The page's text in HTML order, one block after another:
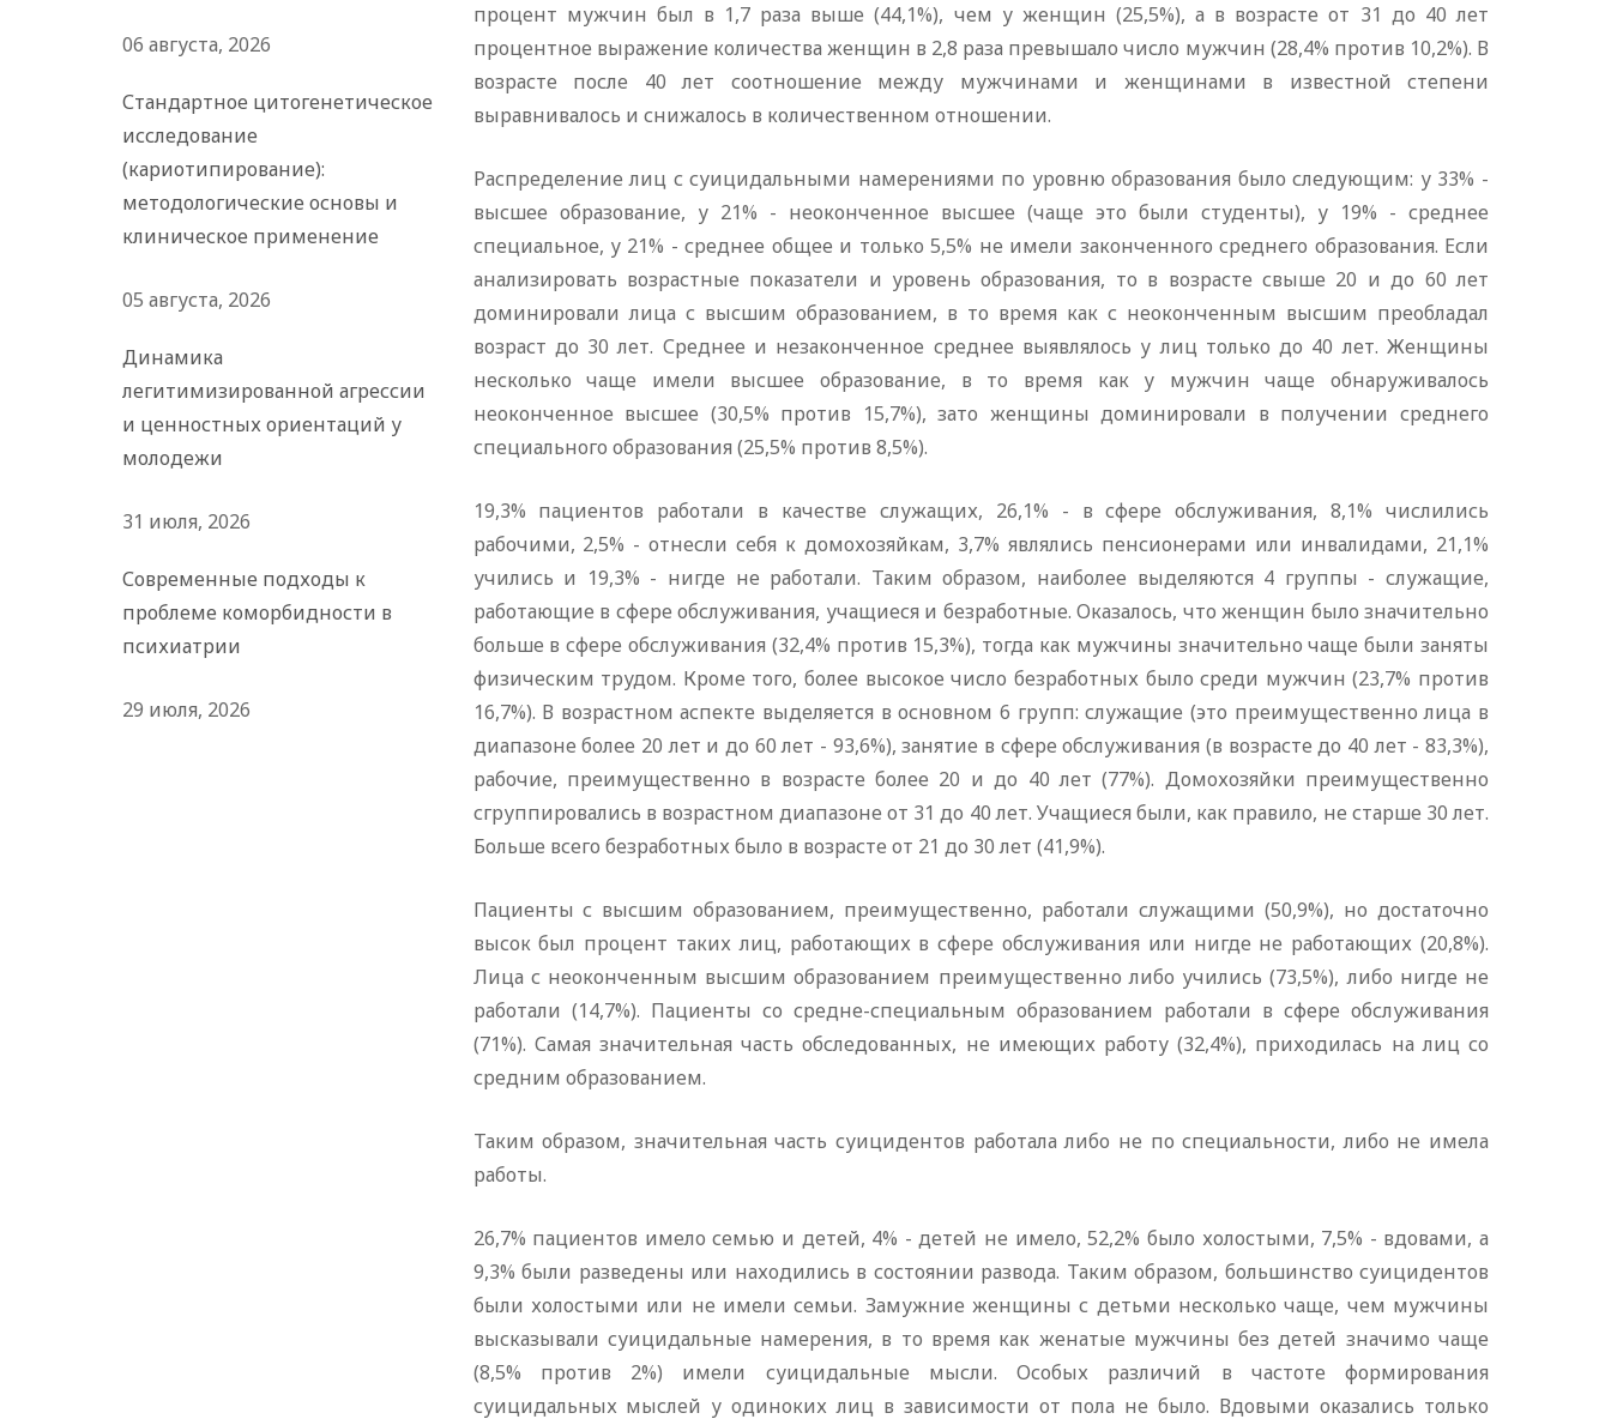
процент мужчин был в 1,7 раза выше (44,1%), чем у женщин (25,5%), а в возрасте от 31 до 40 лет
процентное выражение количества женщин в 2,8 раза превышало число мужчин (28,4% против 10,2%). В
возрасте после 40 лет соотношение между мужчинами и женщинами в известной степени
выравнивалось и снижалось в количественном отношении.
Распределение лиц с суицидальными намерениями по уровню образования было следующим: у 33% -
высшее образование, у 21% - неоконченное высшее (чаще это были студенты), у 19% - среднее
специальное, у 21% - среднее общее и только 5,5% не имели законченного среднего образования. Если
анализировать возрастные показатели и уровень образования, то в возрасте свыше 20 и до 60 лет
доминировали лица с высшим образованием, в то время как с неоконченным высшим преобладал
возраст до 30 лет. Среднее и незаконченное среднее выявлялось у лиц только до 40 лет. Женщины
несколько чаще имели высшее образование, в то время как у мужчин чаще обнаруживалось
неоконченное высшее (30,5% против 15,7%), зато женщины доминировали в получении среднего
специального образования (25,5% против 8,5%).
19,3% пациентов работали в качестве служащих, 26,1% - в сфере обслуживания, 8,1% числились
рабочими, 2,5% - отнесли себя к домохозяйкам, 3,7% являлись пенсионерами или инвалидами, 21,1%
учились и 19,3% - нигде не работали. Таким образом, наиболее выделяются 4 группы - служащие,
работающие в сфере обслуживания, учащиеся и безработные. Оказалось, что женщин было значительно
больше в сфере обслуживания (32,4% против 15,3%), тогда как мужчины значительно чаще были заняты
физическим трудом. Кроме того, более высокое число безработных было среди мужчин (23,7% против
16,7%). В возрастном аспекте выделяется в основном 6 групп: служащие (это преимущественно лица в
диапазоне более 20 лет и до 60 лет - 93,6%), занятие в сфере обслуживания (в возрасте до 40 лет - 83,3%),
рабочие, преимущественно в возрасте более 20 и до 40 лет (77%). Домохозяйки преимущественно
сгруппировались в возрастном диапазоне от 31 до 40 лет. Учащиеся были, как правило, не старше 30 лет.
Больше всего безработных было в возрасте от 21 до 30 лет (41,9%).
Пациенты с высшим образованием, преимущественно, работали служащими (50,9%), но достаточно
высок был процент таких лиц, работающих в сфере обслуживания или нигде не работающих (20,8%).
Лица с неоконченным высшим образованием преимущественно либо учились (73,5%), либо нигде не
работали (14,7%). Пациенты со средне-специальным образованием работали в сфере обслуживания
(71%). Самая значительная часть обследованных, не имеющих работу (32,4%), приходилась на лиц со
средним образованием.
Таким образом, значительная часть суицидентов работала либо не по специальности, либо не имела
работы.
26,7% пациентов имело семью и детей, 4% - детей не имело, 52,2% было холостыми, 7,5% - вдовами, а
9,3% были разведены или находились в состоянии развода. Таким образом, большинство суицидентов
были холостыми или не имели семьи. Замужние женщины с детьми несколько чаще, чем мужчины
высказывали суицидальные намерения, в то время как женатые мужчины без детей значимо чаще
(8,5% против 2%) имели суицидальные мысли. Особых различий в частоте формирования
суицидальных мыслей у одиноких лиц в зависимости от пола не было. Вдовыми оказались только
06 августа, 2026
Стандартное цитогенетическое
исследование
(кариотипирование):
методологические основы и
клиническое применение
05 августа, 2026
Динамика
легитимизированной агрессии
и ценностных ориентаций у
молодежи
31 июля, 2026
Современные подходы к
проблеме коморбидности в
психиатрии
29 июля, 2026